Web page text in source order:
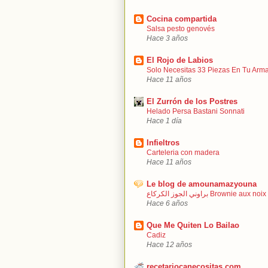
Cocina compartida
Salsa pesto genovés
Hace 3 años
El Rojo de Labios
Solo Necesitas 33 Piezas En Tu
Hace 11 años
El Zurrón de los Postres
Helado Persa Bastani Sonnati
Hace 1 día
Infieltros
Carteleria con madera
Hace 11 años
Le blog de amounamazyouna
براوني الجوز الكركاع Brownie aux noix
Hace 6 años
Que Me Quiten Lo Bailao
Cadiz
Hace 12 años